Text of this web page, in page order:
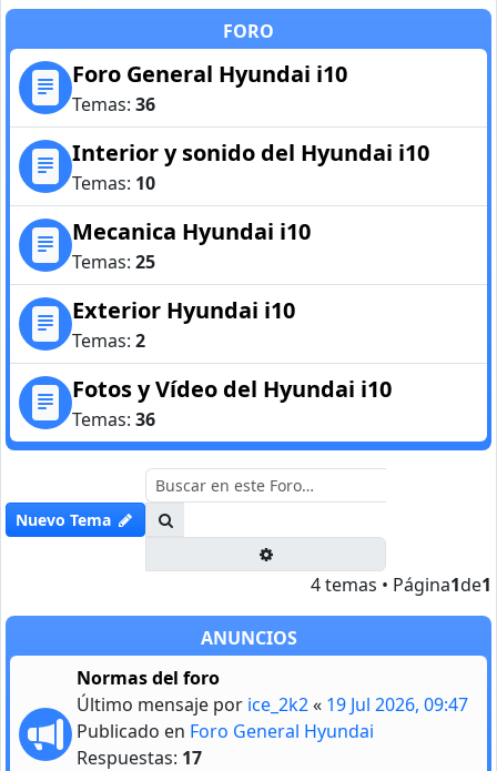
FORO
Foro General Hyundai i10
Temas: 36
Interior y sonido del Hyundai i10
Temas: 10
Mecanica Hyundai i10
Temas: 25
Exterior Hyundai i10
Temas: 2
Fotos y Vídeo del Hyundai i10
Temas: 36
Nuevo Tema
4 temas • Página1de1
ANUNCIOS
Normas del foro
Último mensaje por ice_2k2« 19 Jul 2026, 09:47
Publicado en Foro General Hyundai
Respuestas: 17